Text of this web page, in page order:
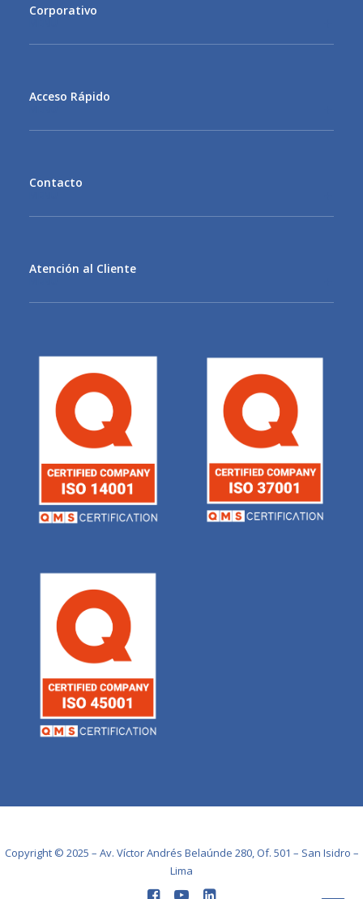
Corporativo
Acceso Rápido
Contacto
Atención al Cliente
Copyright © 2025 – Av. Víctor Andrés Belaúnde 280, Of. 501 – San Isidro –
Lima